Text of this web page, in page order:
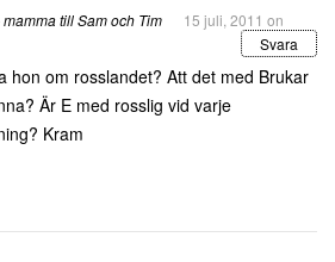
till Sam och Tim
15 juli, 2011 on
Svara
hon om rosslandet? Att det med Brukar
Är E med rosslig vid varje
Kram